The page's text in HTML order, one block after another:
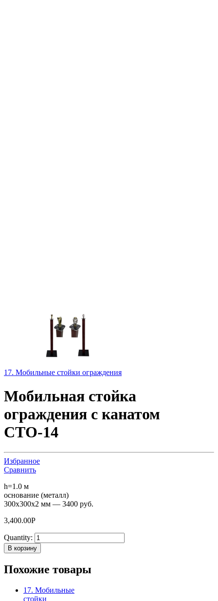
17. Мобильные стойки ограждения
Мобильная стойка
ограждения с канатом
СТО-14
Избранное
Сравнить
h=1.0 м
основание (металл)
300х300х2 мм — 3400 руб.
3,400.00Р
Quantity:
В корзину
Похожие товары
17. Мобильные
стойки